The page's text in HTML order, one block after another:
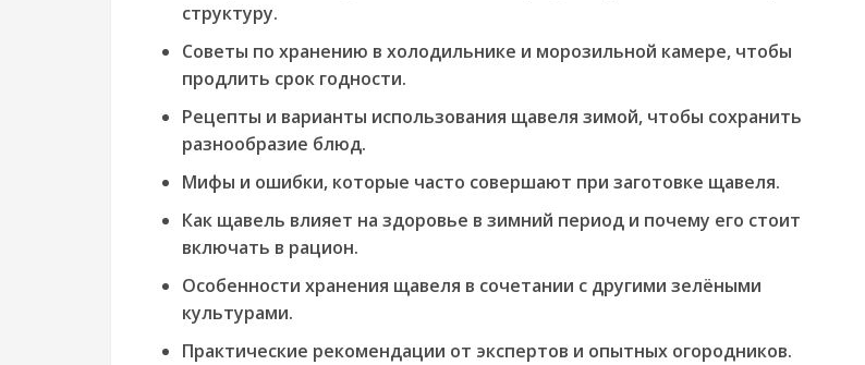
структуру.
Советы по хранению в холодильнике и морозильной камере, чтобы
продлить срок годности.
Рецепты и варианты использования щавеля зимой, чтобы сохранить
разнообразие блюд.
Мифы и ошибки, которые часто совершают при заготовке щавеля.
Как щавель влияет на здоровье в зимний период и почему его стоит
включать в рацион.
Особенности хранения щавеля в сочетании с другими зелёными
культурами.
Практические рекомендации от экспертов и опытных огородников.